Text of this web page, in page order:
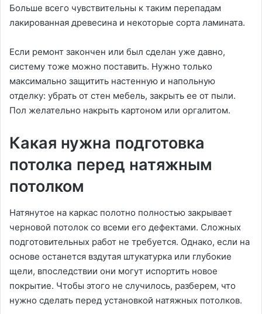
Больше всего чувствительны к таким перепадам
лакированная древесина и некоторые сорта ламината.
Если ремонт закончен или был сделан уже давно,
систему тоже можно поставить. Нужно только
максимально защитить настенную и напольную
отделку: убрать от стен мебель, закрыть ее от пыли.
Пол желательно накрыть картоном или оргалитом.
Какая нужна подготовка
потолка перед натяжным
потолком
Натянутое на каркас полотно полностью закрывает
черновой потолок со всеми его дефектами. Сложных
подготовительных работ не требуется. Однако, если на
основе останется вздутая штукатурка или глубокие
щели, впоследствии они могут испортить новое
покрытие. Чтобы этого не случилось, разберем, что
нужно сделать перед установкой натяжных потолков.